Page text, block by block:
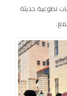
تطوعية حديثة